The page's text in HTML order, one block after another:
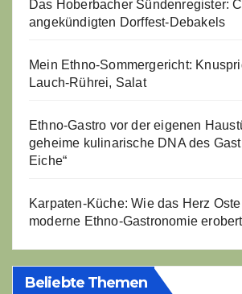
Das Hoberbacher Sündenregister:
angekündigten Dorffest-Debakels
Mein Ethno-Sommergericht:
Lauch-Rührei, Salat
Ethno-Gastro vor der eigenen
geheime kulinarische DNA des
Eiche“
Karpaten-Küche: Wie das Herz
moderne Ethno-Gastronomie erobert
Beliebte Themen